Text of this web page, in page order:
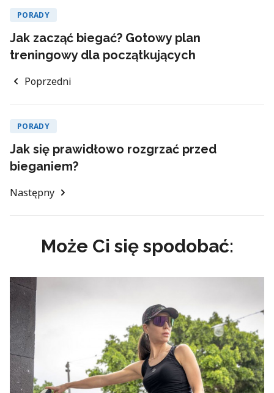
PORADY
Jak zacząć biegać? Gotowy plan
treningowy dla początkujących
Poprzedni
PORADY
Jak się prawidłowo rozgrzać przed
bieganiem?
Następny
Może Ci się spodobać: